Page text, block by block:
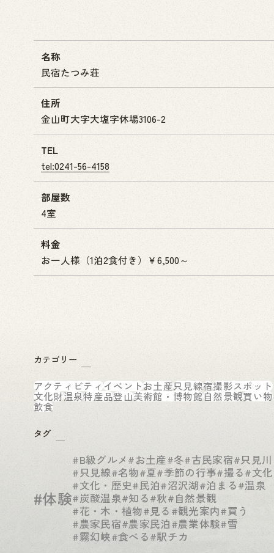
名称
民宿たつみ荘
住所
金山町大字大塩字休場3106-2
TEL
tel:0241-56-4158
部屋数
4室
料金
お一人様（1泊2食付き）￥6,500～
カテゴリー
アクティビティイベントお土産只見線宿撮影スポット
文化財温泉特産品登山美術館・博物館自然景観買い物
飲食
タグ
#体験
#B級グルメ #お土産#冬#古民家宿#只見川
#只見線#名物#夏#季節の行事#撮る#文化
#文化・歴史#民泊#沼沢湖#泊まる#温泉
#炭酸温泉#知る#秋#自然景観
#花・木・植物#見る #観光案内#買う
#農家民宿#農家民泊#農業体験#雪
#霧幻峡#食べる#駅チカ